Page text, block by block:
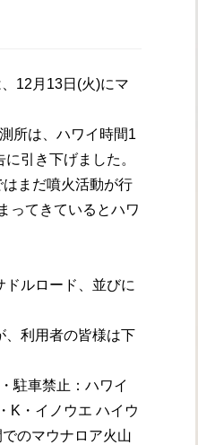
12月13日(火)にマ
所は、ハワイ時間1
引き下げました。
まだ噴火活動が行
ってきているとハワ
ルロード、並びに
、利用者の皆様は下
駐車禁止：ハワイ
K・イノウエ ハイウ
のマウナロア火山